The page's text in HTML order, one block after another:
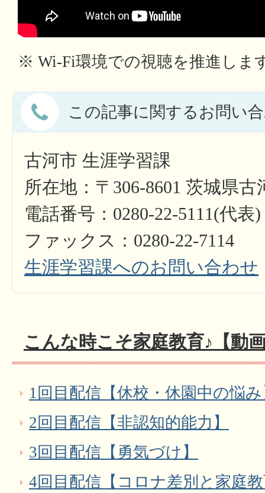
※ Wi-Fi環境での視聴を推進しま
この記事に関するお問い
古河市 生涯学習課
所在地：〒306-8601 茨城県
電話番号：0280-22-5111(代表)
ファックス：0280-22-7114
生涯学習課へのお問い合わせ
こんな時こそ家庭教育♪【動
1回目配信【休校・休園中の悩
2回目配信【非認知的能力】
3回目配信【勇気づけ】
4回目配信【コロナ差別と家庭